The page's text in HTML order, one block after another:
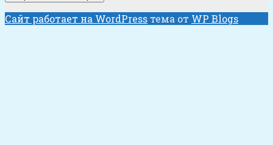
Сайт работает на WordPress тема от WP Blogs